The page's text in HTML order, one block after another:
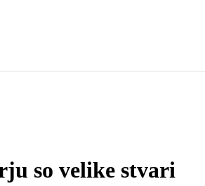
so velike stvari